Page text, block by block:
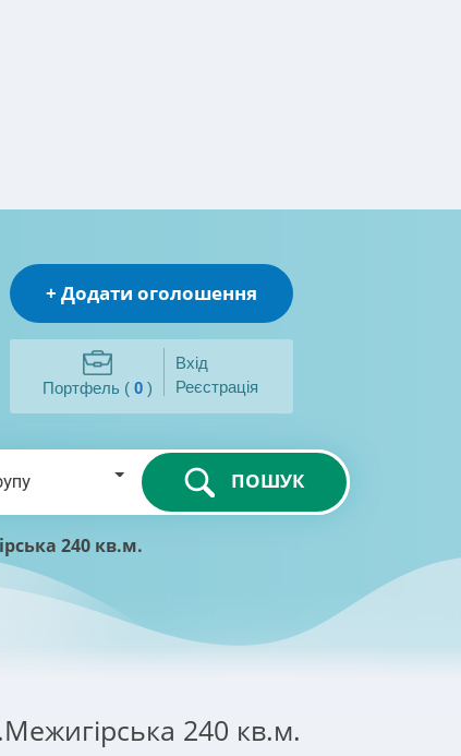
+ Додати оголошення
Портфель ( 0 )
Вхід
Реєстрація
ПОШУК
240 кв.м.
240 кв.м.